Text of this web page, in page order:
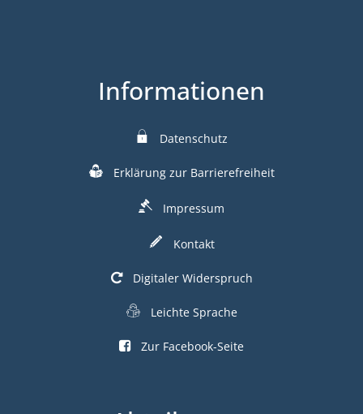
Informationen
Datenschutz
Erklärung zur Barrierefreiheit
Impressum
Kontakt
Digitaler Widerspruch
Leichte Sprache
Zur Facebook-Seite